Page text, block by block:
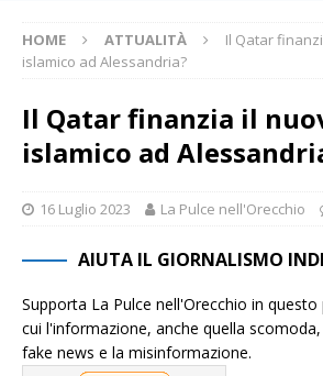
HOME ATTUALITÀ
Il Qatar
islamico ad Alessandria?
Il Qatar finanzia il
islamico ad
16 Luglio 2023 La Pulce nell'Orecchio
AIUTA IL GIORNALISMO
Supporta La Pulce nell'Orecchio in
cui l'informazione, anche quella
fake news e la misinformazione.